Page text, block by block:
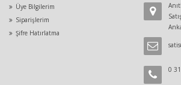
Üye Bilgilerim
Siparişlerim
Şifre Hatırlatma
0